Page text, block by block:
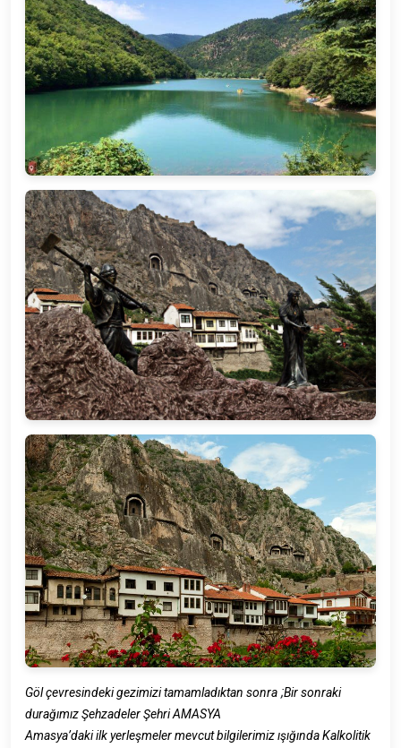
Göl çevresindeki gezimizi tamamladıktan sonra ;Bir sonraki
durağımızŞehzadeler Şehri AMASYA
Amasya’daki ilk yerleşmeler mevcut bilgilerimiz ışığında Kalkolitik